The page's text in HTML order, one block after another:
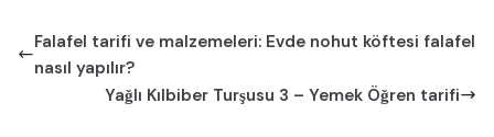
Falafel tarifi ve malzemeleri: Evde nohut köftesi falafel
nasıl yapılır?
Yağlı Kılbiber Turşusu 3 – Yemek Öğren tarifi